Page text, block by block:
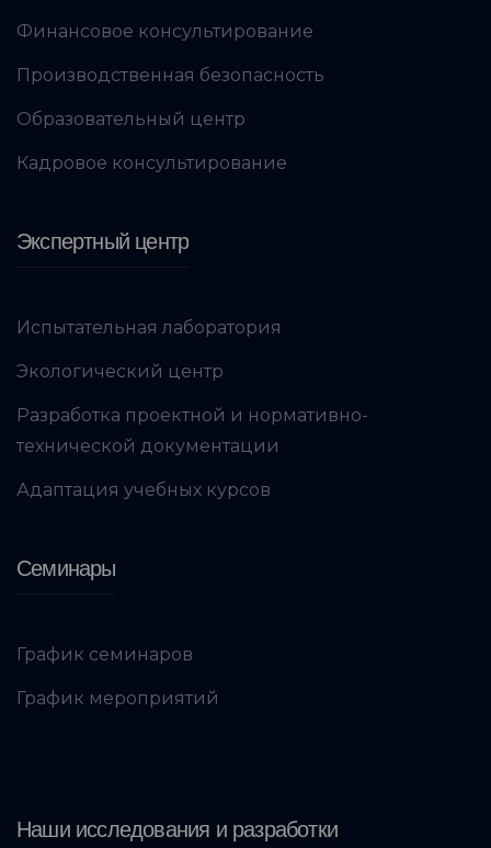
Финансовое консультирование
Производственная безопасность
Образовательный центр
Кадровое консультирование
Экспертный центр
Испытательная лаборатория
Экологический центр
Разработка проектной и нормативно-
технической документации
Адаптация учебных курсов
Семинары
График семинаров
График мероприятий
Наши исследования и разработки